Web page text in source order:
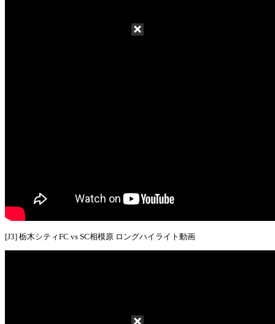
[J3] 栃木シティFC vs SC相模原 ロングハイライト動画